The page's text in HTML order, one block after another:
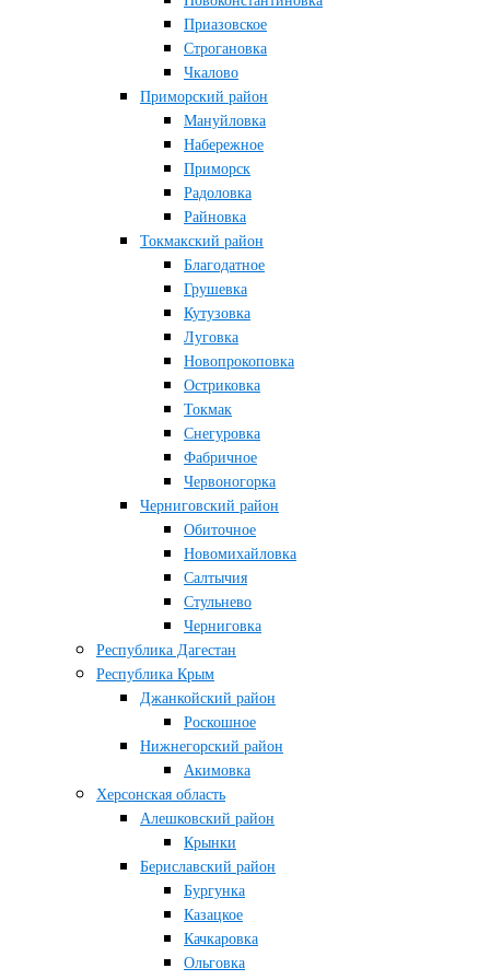
Приазовское
Строгановка
Чкалово
Приморский район
Мануйловка
Набережное
Приморск
Радоловка
Райновка
Токмакский район
Благодатное
Грушевка
Кутузовка
Луговка
Новопрокоповка
Остриковка
Токмак
Снегуровка
Фабричное
Червоногорка
Черниговский район
Обиточное
Новомихайловка
Салтычия
Стульнево
Черниговка
Республика Дагестан
Республика Крым
Джанкойский район
Роскошное
Нижнегорский район
Акимовка
Херсонская область
Алешковский район
Крынки
Бериславский район
Бургунка
Казацкое
Качкаровка
Ольговка